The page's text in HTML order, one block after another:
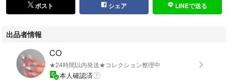
ポスト シェア LINEで送る
出品者情報
CO
★24時間以内発送★コレクション整理中
本人確認済